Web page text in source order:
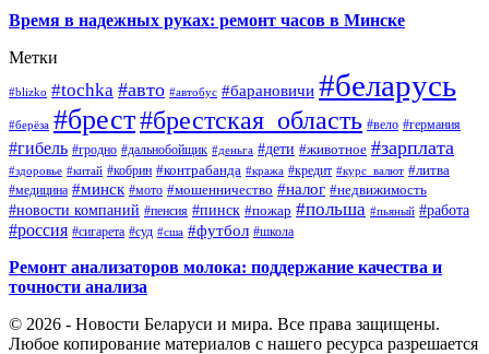
Время в надежных руках: ремонт часов в Минске
Метки
#blizko #tochka #авто #автобус #барановичи #беларусь
#берёза #брест#брестская_область #вело #германия
#гибель #гродно #дальнобойщик #деньга #дети #животное #зарплата
#здоровье #китай #кобрин #контрабанда #кража #кредит #курс_валют #литва
#медицина #минск #мото #мошенничество #налог #недвижимость
#новости компаний #пенсия #пинск #пожар #польша #пьяный #работа
#россия #сигарета #суд #сша #футбол #школа
Ремонт анализаторов молока: поддержание качества и
точности анализа
© 2026 - Новости Беларуси и мира. Все права защищены.
Любое копирование материалов с нашего ресурса разрешается